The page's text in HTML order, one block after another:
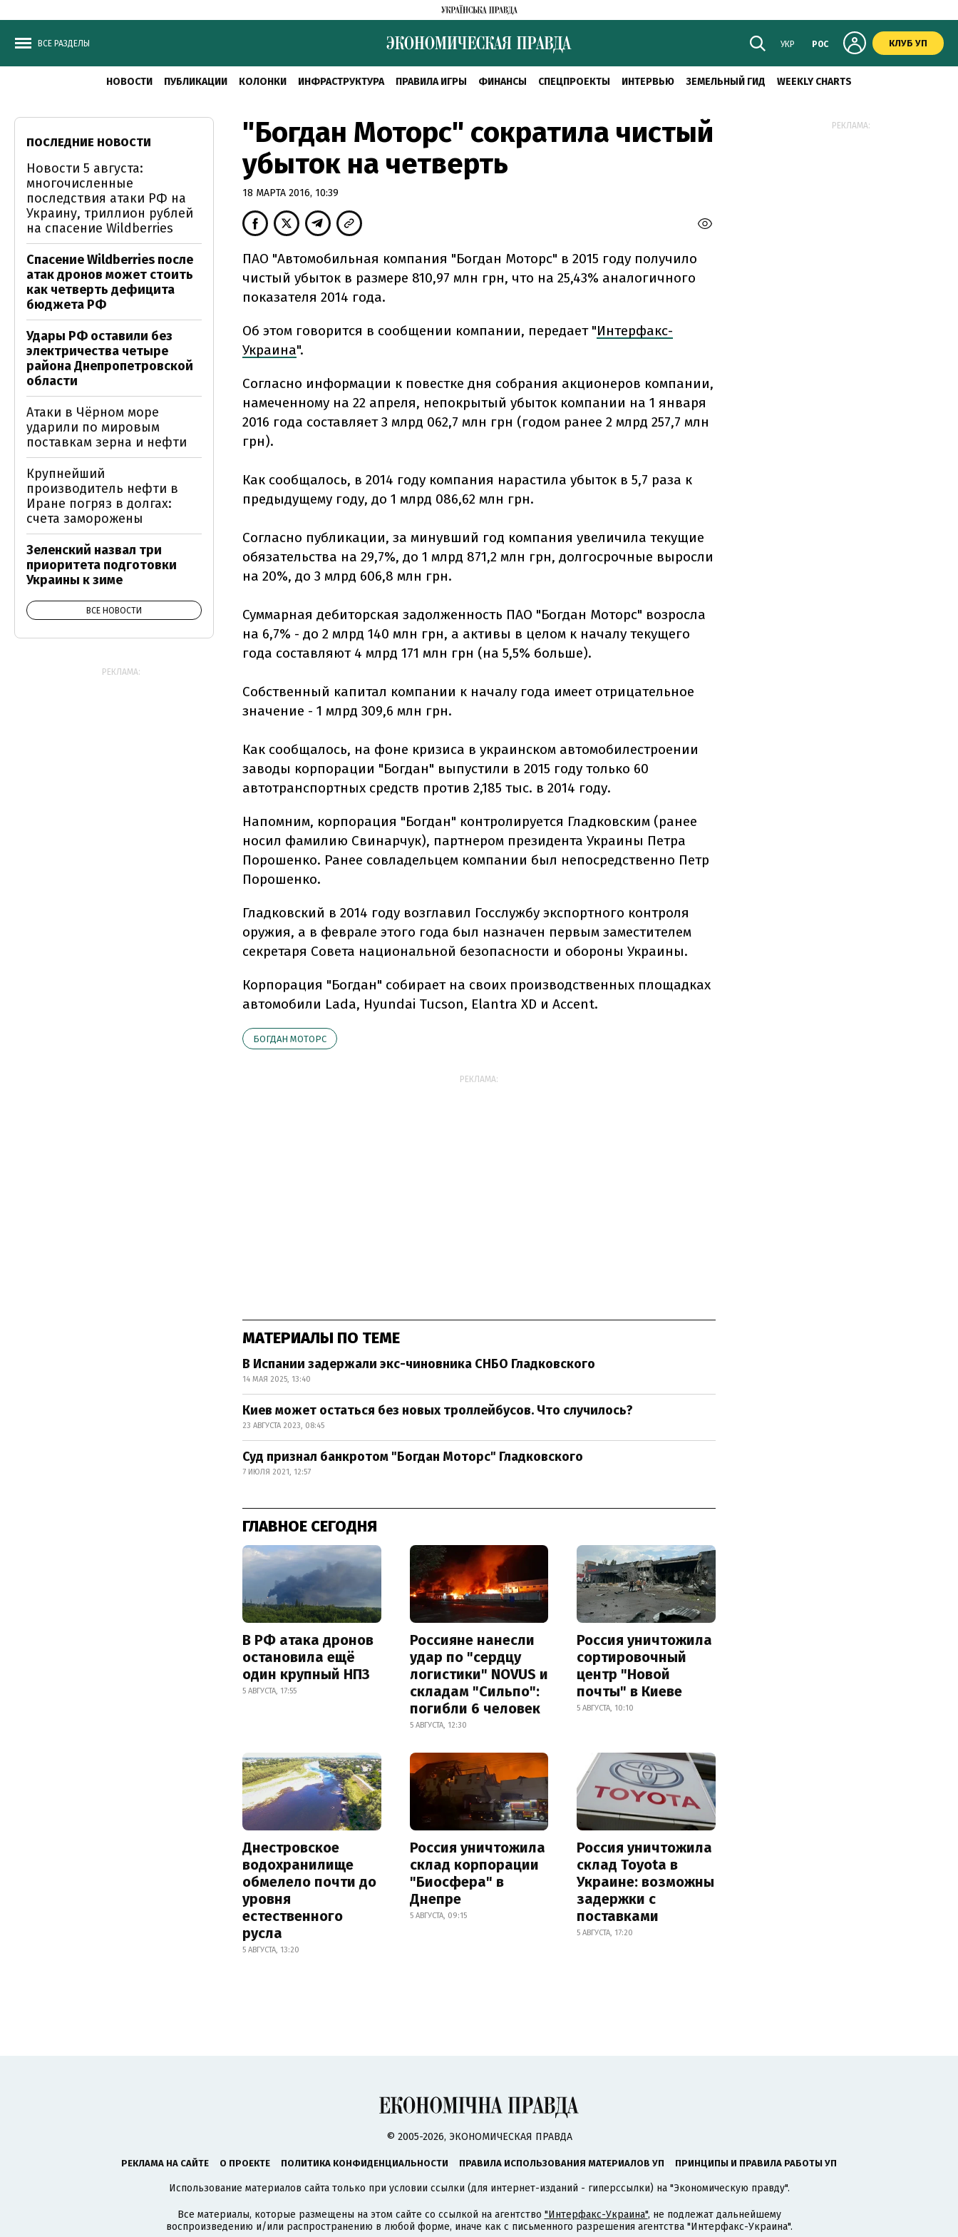
ВСЕ РАЗДЕЛЫ УКР РОС КЛУБ УП
НОВОСТИ ПУБЛИКАЦИИ КОЛОНКИ ИНФРАСТРУКТУРА ПРАВИЛА ИГРЫ ФИНАНСЫ СПЕЦПРОЕКТЫ ИНТЕРВЬЮ ЗЕМЕЛЬНЫЙ ГИД WEEKLY CHARTS
"Богдан Моторс" сократила чистый
убыток на четверть
18 МАРТА 2016, 10:39
ПАО "Автомобильная компания "Богдан Моторс" в 2015 году получило
чистый убыток в размере 810,97 млн грн, что на 25,43% аналогичного
показателя 2014 года.
Об этом говорится в сообщении компании, передает "Интерфакс-
Украина".
Согласно информации к повестке дня собрания акционеров компании,
намеченному на 22 апреля, непокрытый убыток компании на 1 января
2016 года составляет 3 млрд 062,7 млн грн (годом ранее 2 млрд 257,7 млн
грн).
Как сообщалось, в 2014 году компания нарастила убыток в 5,7 раза к
предыдущему году, до 1 млрд 086,62 млн грн.
Согласно публикации, за минувший год компания увеличила текущие
обязательства на 29,7%, до 1 млрд 871,2 млн грн, долгосрочные выросли
на 20%, до 3 млрд 606,8 млн грн.
Суммарная дебиторская задолженность ПАО "Богдан Моторс" возросла
на 6,7% - до 2 млрд 140 млн грн, а активы в целом к началу текущего
года составляют 4 млрд 171 млн грн (на 5,5% больше).
Собственный капитал компании к началу года имеет отрицательное
значение - 1 млрд 309,6 млн грн.
Как сообщалось, на фоне кризиса в украинском автомобилестроении
заводы корпорации "Богдан" выпустили в 2015 году только 60
автотранспортных средств против 2,185 тыс. в 2014 году.
Напомним, корпорация "Богдан" контролируется Гладковским (ранее
носил фамилию Свинарчук), партнером президента Украины Петра
Порошенко. Ранее совладельцем компании был непосредственно Петр
Порошенко.
Гладковский в 2014 году возглавил Госслужбу экспортного контроля
оружия, а в феврале этого года был назначен первым заместителем
секретаря Совета национальной безопасности и обороны Украины.
Корпорация "Богдан" собирает на своих производственных площадках
автомобили Lada, Hyundai Tucson, Elantra XD и Accent.
БОГДАН МОТОРС
РЕКЛАМА:
МАТЕРИАЛЫ ПО ТЕМЕ
В Испании задержали экс-чиновника СНБО Гладковского
14 МАЯ 2025, 13:40
Киев может остаться без новых троллейбусов. Что случилось?
23 АВГУСТА 2023, 08:45
Суд признал банкротом "Богдан Моторс" Гладковского
7 ИЮЛЯ 2021, 12:57
ГЛАВНОЕ СЕГОДНЯ
В РФ атака дронов
остановила ещё
один крупный НПЗ
5 АВГУСТА, 17:55
Россияне нанесли
удар по "сердцу
логистики" NOVUS и
складам "Сильпо":
погибли 6 человек
5 АВГУСТА, 12:30
Россия уничтожила
сортировочный
центр "Новой
почты" в Киеве
5 АВГУСТА, 10:10
Днестровское
водохранилище
обмелело почти до
уровня
естественного
русла
5 АВГУСТА, 13:20
Россия уничтожила
склад корпорации
"Биосфера" в
Днепре
5 АВГУСТА, 09:15
Россия уничтожила
склад Toyota в
Украине: возможны
задержки с
поставками
5 АВГУСТА, 17:20
ПОСЛЕДНИЕ НОВОСТИ
Новости 5 августа:
многочисленные
последствия атаки РФ на
Украину, триллион рублей
на спасение Wildberries
Спасение Wildberries после
атак дронов может стоить
как четверть дефицита
бюджета РФ
Удары РФ оставили без
электричества четыре
района Днепропетровской
области
Атаки в Чёрном море
ударили по мировым
поставкам зерна и нефти
Крупнейший
производитель нефти в
Иране погряз в долгах:
счета заморожены
Зеленский назвал три
приоритета подготовки
Украины к зиме
ВСЕ НОВОСТИ
РЕКЛАМА:
РЕКЛАМА:
© 2005-2026, ЭКОНОМИЧЕСКАЯ ПРАВДА
РЕКЛАМА НА САЙТЕ О ПРОЕКТЕ ПОЛИТИКА КОНФИДЕНЦИАЛЬНОСТИ ПРАВИЛА ИСПОЛЬЗОВАНИЯ МАТЕРИАЛОВ УП ПРИНЦИПЫ И ПРАВИЛА РАБОТЫ УП
Использование материалов сайта только при условии ссылки (для интернет-изданий - гиперссылки) на "Экономическую правду".
Все материалы, которые размещены на этом сайте со ссылкой на агентство "Интерфакс-Украина", не подлежат дальнейшему
воспроизведению и/или распространению в любой форме, иначе как с письменного разрешения агентства "Интерфакс-Украина".